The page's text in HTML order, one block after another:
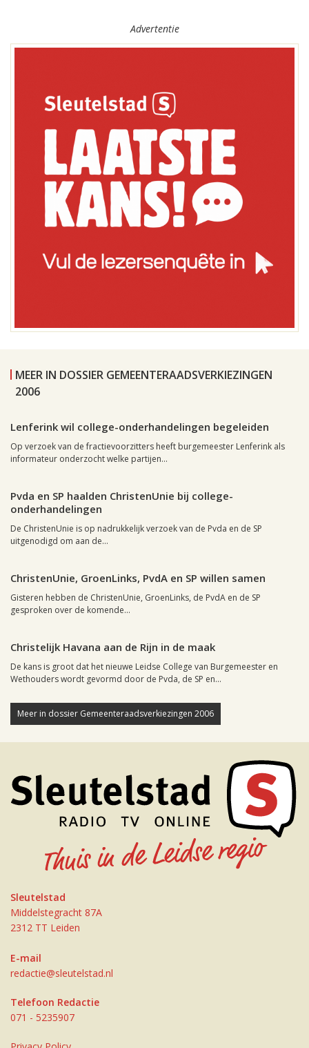
Advertentie
MEER IN DOSSIER GEMEENTERAADSVERKIEZINGEN
2006
Lenferink wil college-onderhandelingen begeleiden
Op verzoek van de fractievoorzitters heeft burgemeester Lenferink als
informateur onderzocht welke partijen...
Pvda en SP haalden ChristenUnie bij college-
onderhandelingen
De ChristenUnie is op nadrukkelijk verzoek van de Pvda en de SP
uitgenodigd om aan de...
ChristenUnie, GroenLinks, PvdA en SP willen samen
Gisteren hebben de ChristenUnie, GroenLinks, de PvdA en de SP
gesproken over de komende...
Christelijk Havana aan de Rijn in de maak
De kans is groot dat het nieuwe Leidse College van Burgemeester en
Wethouders wordt gevormd door de Pvda, de SP en...
Meer in dossier Gemeenteraadsverkiezingen 2006
Sleutelstad
Middelstegracht 87A
2312 TT Leiden
E-mail
redactie@sleutelstad.nl
Telefoon Redactie
071 - 5235907